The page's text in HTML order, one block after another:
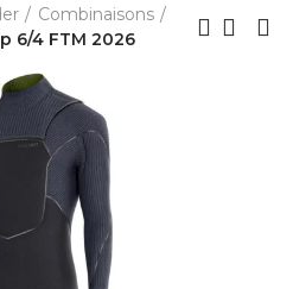
Combinaisons
6/4 FTM 2026
aider aujourd'hui ?